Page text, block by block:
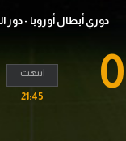
الكرة الأوروبية
منتخب مصر
دوري أبطال أوروبا - دور
0 انتهت
21:45